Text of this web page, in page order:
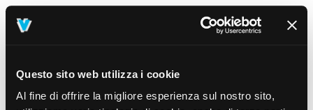
Questo sito web utilizza i cookie
Al fine di offrire la migliore esperienza sul nostro sito,